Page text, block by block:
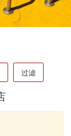
过滤